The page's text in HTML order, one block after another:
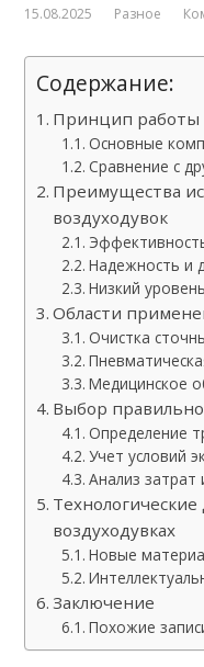
15.08.2025 Разное
Содержание:
Принцип работы
Основные
Сравнение с
Преимущества
воздуходувок
Надежность и
Низкий
Области
Очистка
Медицинское
Выбор
Определение
Учет условий
Анализ затрат
воздуходувках
Новые
Заключение
Похожие